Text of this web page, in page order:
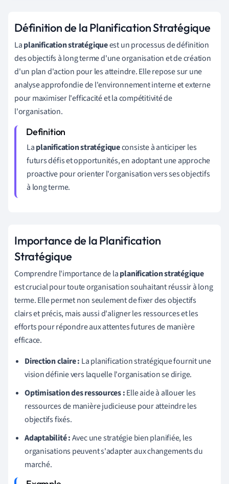
Définition de la Planification Stratégique
Laplanification stratégiqueest un processus de définition
des objectifs à long terme d'une organisation et de création
d'un plan d'action pour les atteindre. Elle repose sur une
analyse approfondie de l'environnement interne et externe
pour maximiser l'efficacité et la compétitivité de
l'organisation.
Laplanification stratégiqueconsiste à anticiper les
futurs défis et opportunités, en adoptant une approche
proactive pour orienter l'organisation vers ses objectifs
à long terme.
Importance de la Planification
Stratégique
Comprendre l'importance de laplanification stratégique
est crucial pour toute organisation souhaitant réussir à long
terme. Elle permet non seulement de fixer des objectifs
clairs et précis, mais aussi d'aligner les ressources et les
efforts pour répondre aux attentes futures de manière
efficace.
Direction claire : La planification stratégique fournit une
vision définie vers laquelle l'organisation se dirige.
Optimisation des ressources :Elle aide à allouer les
ressources de manière judicieuse pour atteindre les
objectifs fixés.
Adaptabilité :Avec une stratégie bien planifiée, les
organisations peuvent s'adapter aux changements du
marché.